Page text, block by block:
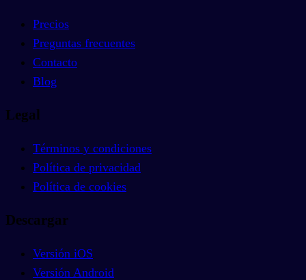
Precios
Preguntas frecuentes
Contacto
Blog
Legal
Términos y condiciones
Política de privacidad
Política de cookies
Descargar
Versión iOS
Versión Android